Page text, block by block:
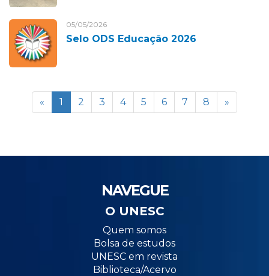
05/05/2026
Selo ODS Educação 2026
« 1 2 3 4 5 6 7 8 »
NAVEGUE
O UNESC
Quem somos
Bolsa de estudos
UNESC em revista
Biblioteca/Acervo